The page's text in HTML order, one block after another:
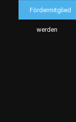
Fördermitglied
werden